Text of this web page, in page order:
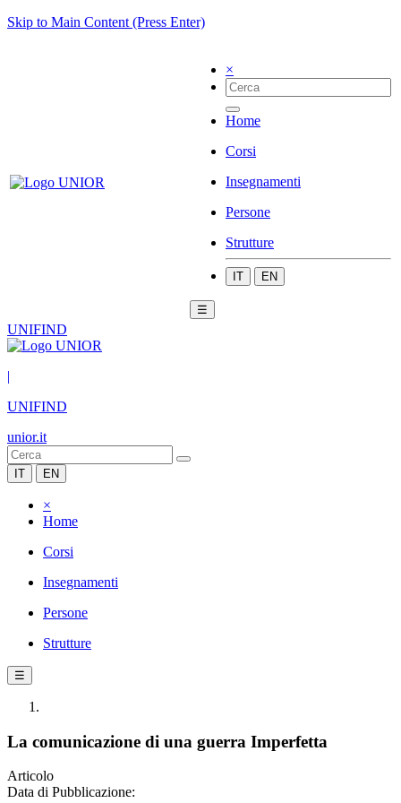
Skip to Main Content (Press Enter)
×
Home
Corsi
Insegnamenti
Persone
Strutture
IT EN
☰
UNIFIND
|
UNIFIND
unior.it
IT EN
×
Home
Corsi
Insegnamenti
Persone
Strutture
☰
La comunicazione di una guerra Imperfetta
Articolo
Data di Pubblicazione: